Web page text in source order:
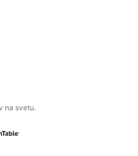
na svetu.